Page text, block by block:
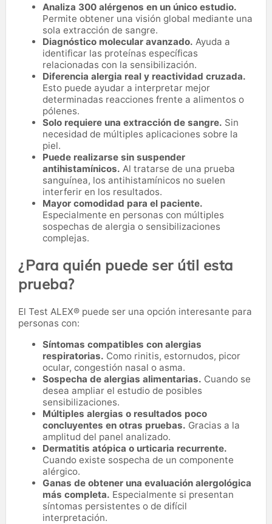
Analiza 300 alérgenos en un único estudio.
Permite obtener una visión global mediante una
sola extracción de sangre.
Diagnóstico molecular avanzado. Ayuda a
identificar las proteínas específicas
relacionadas con la sensibilización.
Diferencia alergia real y reactividad cruzada.
Esto puede ayudar a interpretar mejor
determinadas reacciones frente a alimentos o
pólenes.
Solo requiere una extracción de sangre. Sin
necesidad de múltiples aplicaciones sobre la
piel.
Puede realizarse sin suspender
antihistamínicos. Al tratarse de una prueba
sanguínea, los antihistamínicos no suelen
interferir en los resultados.
Mayor comodidad para el paciente.
Especialmente en personas con múltiples
sospechas de alergia o sensibilizaciones
complejas.
¿Para quién puede ser útil esta
prueba?
El Test ALEX® puede ser una opción interesante para
personas con:
Síntomas compatibles con alergias
respiratorias. Como rinitis, estornudos, picor
ocular, congestión nasal o asma.
Sospecha de alergias alimentarias. Cuando se
desea ampliar el estudio de posibles
sensibilizaciones.
Múltiples alergias o resultados poco
concluyentes en otras pruebas. Gracias a la
amplitud del panel analizado.
Dermatitis atópica o urticaria recurrente.
Cuando existe sospecha de un componente
alérgico.
Ganas de obtener una evaluación alergológica
más completa. Especialmente si presentan
síntomas persistentes o de difícil
interpretación.